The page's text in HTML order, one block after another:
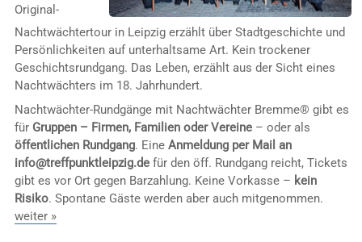
Original-
Nachtwächtertour in Leipzig erzählt über Stadtgeschichte und
Persönlichkeiten auf unterhaltsame Art. Kein trockener
Geschichtsrundgang. Das Leben, erzählt aus der Sicht eines
Nachtwächters im 18. Jahrhundert.
Nachtwächter-Rundgänge mit Nachtwächter Bremme® gibt es
für Gruppen – Firmen, Familien oder Vereine– oder als
öffentlichen Rundgang. Eine Anmeldung per Mail an
info@treffpunktleipzig.de für den öff. Rundgang reicht, Tickets
gibt es vor Ort gegen Barzahlung. Keine Vorkasse – kein
Risiko. Spontane Gäste werden aber auch mitgenommen.
weiter »